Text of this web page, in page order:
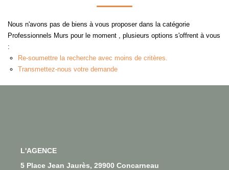
VENDRE
ESTIMER
NOTRE AGENCE
Budget max Plus de critères
Nous n'avons pas de biens à vous proposer dans la catégorie
Professionnels Murs pour le moment , plusieurs options s'offrent à vous
:
Re-soumettre la recherche avec moins de critères.
Transmettez-nous votre demande
L'AGENCE
5 Place Jean Jaurès, 29900 Concarneau